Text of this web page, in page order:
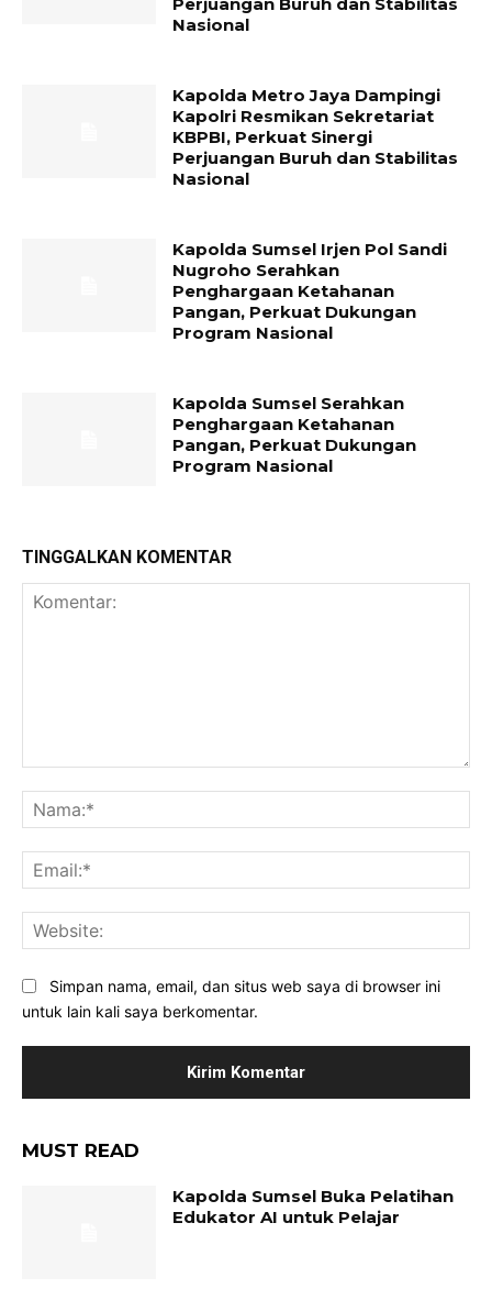
Nasional
Kapolda Metro Jaya Dampingi
Kapolri Resmikan Sekretariat
KBPBI, Perkuat Sinergi
Perjuangan Buruh dan Stabilitas
Nasional
Kapolda Sumsel Irjen Pol Sandi
Nugroho Serahkan
Penghargaan Ketahanan
Pangan, Perkuat Dukungan
Program Nasional
Kapolda Sumsel Serahkan
Penghargaan Ketahanan
Pangan, Perkuat Dukungan
Program Nasional
TINGGALKAN KOMENTAR
Simpan nama, email, dan situs web saya di browser ini
untuk lain kali saya berkomentar.
MUST READ
Kapolda Sumsel Buka Pelatihan
Edukator AI untuk Pelajar